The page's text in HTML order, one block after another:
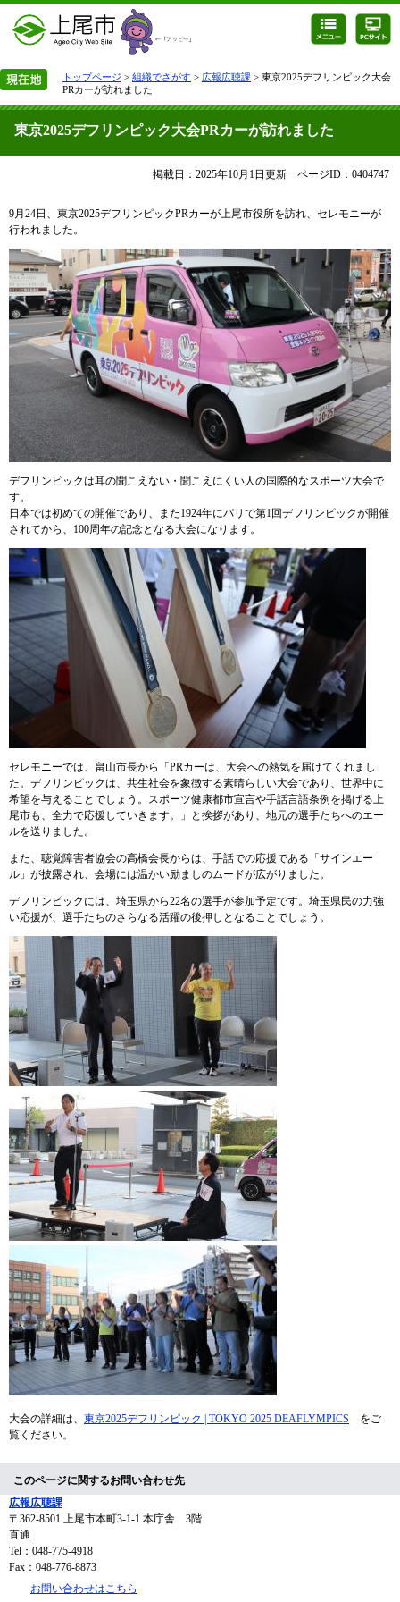
トップページ > 組織でさがす > 広報広聴課 > 東京2025デフリンピック大会
PRカーが訪れました
東京2025デフリンピック大会PRカーが訪れました
掲載日：2025年10月1日更新 ページID：0404747
9月24日、東京2025デフリンピックPRカーが上尾市役所を訪れ、セレモニーが
行われました。
デフリンピックは耳の聞こえない・聞こえにくい人の国際的なスポーツ大会で
す。
日本では初めての開催であり、また1924年にパリで第1回デフリンピックが開催
されてから、100周年の記念となる大会になります。
セレモニーでは、畠山市長から「PRカーは、大会への熱気を届けてくれまし
た。デフリンピックは、共生社会を象徴する素晴らしい大会であり、世界中に
希望を与えることでしょう。スポーツ健康都市宣言や手話言語条例を掲げる上
尾市も、全力で応援していきます。」と挨拶があり、地元の選手たちへのエー
ルを送りました。
また、聴覚障害者協会の高橋会長からは、手話での応援である「サインエー
ル」が披露され、会場には温かい励ましのムードが広がりました。
デフリンピックには、埼玉県から22名の選手が参加予定です。埼玉県民の力強
い応援が、選手たちのさらなる活躍の後押しとなることでしょう。
大会の詳細は、 東京2025デフリンピック | TOKYO 2025 DEAFLYMPICS をご
覧ください。
このページに関するお問い合わせ先
広報広聴課
〒362-8501 上尾市本町3-1-1 本庁舎 3階
直通
Tel：048-775-4918
Fax：048-776-8873
お問い合わせはこちら